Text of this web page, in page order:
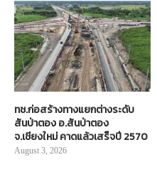
ทช.ก่อสร้างทางแยกต่างระดับ
สันป่าตอง อ.สันป่าตอง
จ.เชียงใหม่ คาดแล้วเสร็จปี 2570
August 3, 2026